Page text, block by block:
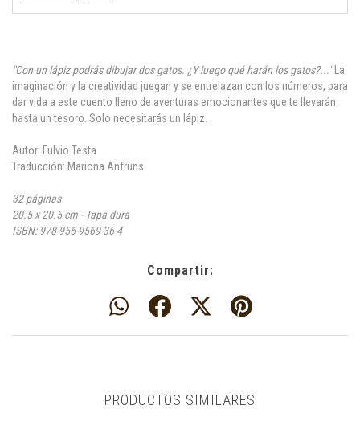
"Con un lápiz podrás dibujar dos gatos. ¿Y luego qué harán los gatos?..." La
imaginación y la creatividad juegan y se entrelazan con los números, para
dar vida a este cuento lleno de aventuras emocionantes que te llevarán
hasta un tesoro. Solo necesitarás un lápiz.
Autor: Fulvio Testa
Traducción: Mariona Anfruns
32 páginas
20.5 x 20.5 cm - Tapa dura
ISBN: 978-956-9569-36-4
Compartir:
PRODUCTOS SIMILARES